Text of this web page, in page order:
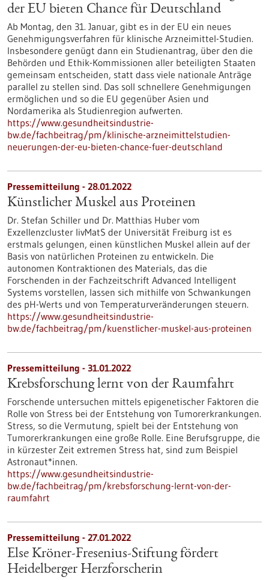
der EU bieten Chance für Deutschland
Ab Montag, den 31. Januar, gibt es in der EU ein neues
Genehmigungsverfahren für klinische Arzneimittel-Studien.
Insbesondere genügt dann ein Studienantrag, über den die
Behörden und Ethik-Kommissionen aller beteiligten Staaten
gemeinsam entscheiden, statt dass viele nationale Anträge
parallel zu stellen sind. Das soll schnellere Genehmigungen
ermöglichen und so die EU gegenüber Asien und
Nordamerika als Studienregion aufwerten.
https://www.gesundheitsindustrie-
bw.de/fachbeitrag/pm/klinische-arzneimittelstudien-
neuerungen-der-eu-bieten-chance-fuer-deutschland
Pressemitteilung - 28.01.2022
Künstlicher Muskel aus Proteinen
Dr. Stefan Schiller und Dr. Matthias Huber vom
Exzellenzcluster livMatS der Universität Freiburg ist es
erstmals gelungen, einen künstlichen Muskel allein auf der
Basis von natürlichen Proteinen zu entwickeln. Die
autonomen Kontraktionen des Materials, das die
Forschenden in der Fachzeitschrift Advanced Intelligent
Systems vorstellen, lassen sich mithilfe von Schwankungen
des pH-Werts und von Temperaturveränderungen steuern.
https://www.gesundheitsindustrie-
bw.de/fachbeitrag/pm/kuenstlicher-muskel-aus-proteinen
Pressemitteilung - 31.01.2022
Krebsforschung lernt von der Raumfahrt
Forschende untersuchen mittels epigenetischer Faktoren die
Rolle von Stress bei der Entstehung von Tumorerkrankungen.
Stress, so die Vermutung, spielt bei der Entstehung von
Tumorerkrankungen eine große Rolle. Eine Berufsgruppe, die
in kürzester Zeit extremen Stress hat, sind zum Beispiel
Astronaut*innen.
https://www.gesundheitsindustrie-
bw.de/fachbeitrag/pm/krebsforschung-lernt-von-der-
raumfahrt
Pressemitteilung - 27.01.2022
Else Kröner-Fresenius-Stiftung fördert
Heidelberger Herzforscherin